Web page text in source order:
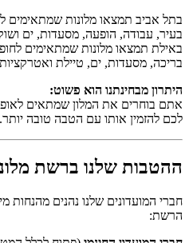
בתל אביב תמצאו מלונות שמתאימים
בעיר, עבודה, הופעה, מסעדות, ים
באילת תמצאו מלונות שמתאימים
בריכה, מסעדות, ים, טיילת
היתרון מבחינתנו הוא פשוט:
אתם בוחרים את המלון שמתאים
לכם להזמין אותו עם הטבה טובה יותר.
ההטבות שלנו ברשת
חברי המועדונים שלנו נהנים מהנחות
הרשת: